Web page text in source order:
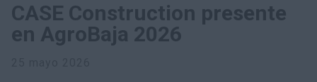
El mundo CASE
CASE Construction presente
en AgroBaja 2026